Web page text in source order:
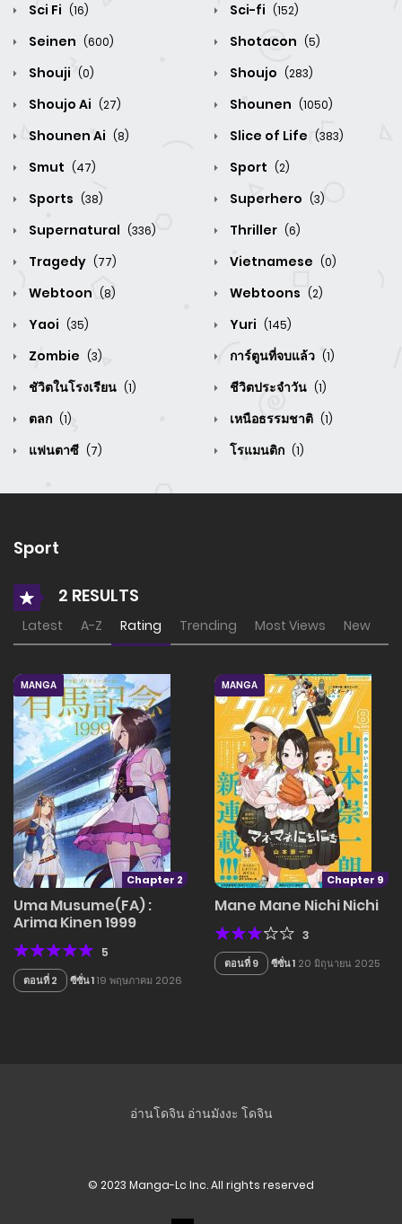
Sci Fi (16) Sci-fi (152)
Seinen (600) Shotacon (5)
Shouji (0) Shoujo (283)
Shoujo Ai (27) Shounen (1050)
Shounen Ai (8) Slice of Life (383)
Smut (47) Sport (2)
Sports (38) Superhero (3)
Supernatural (336) Thriller (6)
Tragedy (77) Vietnamese (0)
Webtoon (8) Webtoons (2)
Yaoi (35) Yuri (145)
Zombie (3) การ์ตูนที่จบแล้ว (1)
ชัวิตในโรงเรียน (1) ชีวิตประจำวัน (1)
ตลก (1) เหนือธรรมชาติ (1)
แฟนตาซี (7) โรแมนติก (1)
Sport
2 RESULTS
Latest A-Z Rating Trending Most Views New
Chapter 2
MANGA
Uma Musume(FA) :
Arima Kinen 1999
5
ตอนที่ 2 ซีซั่น 119 พฤษภาคม 2026
Chapter 9
MANGA
Mane Mane Nichi Nichi
3
ตอนที่ 9 ซีซั่น 1 20 มิถุนายน 2025
อ่านโดจิน อ่านมังงะ โดจิน
© 2023 Manga-Lc Inc. All rights reserved